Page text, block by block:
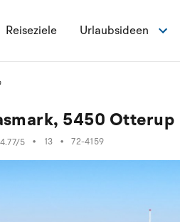
Reiseziele Urlaubsideen
5450 Otterup
4.77/5 • 13 • 72-4159